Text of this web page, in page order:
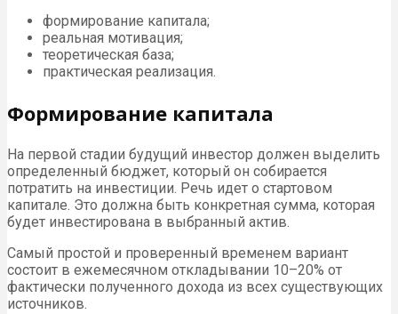
формирование капитала;
реальная мотивация;
теоретическая база;
практическая реализация.
Формирование капитала
На первой стадии будущий инвестор должен выделить
определенный бюджет, который он собирается
потратить на инвестиции. Речь идет о стартовом
капитале. Это должна быть конкретная сумма, которая
будет инвестирована в выбранный актив.
Самый простой и проверенный временем вариант
состоит в ежемесячном откладывании 10–20% от
фактически полученного дохода из всех существующих
источников.